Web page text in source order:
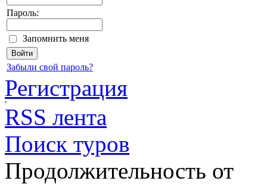
Пароль:
Запомнить меня
Забыли свой пароль?
Регистрация
RSS лента
Поиск туров
Продолжительность от